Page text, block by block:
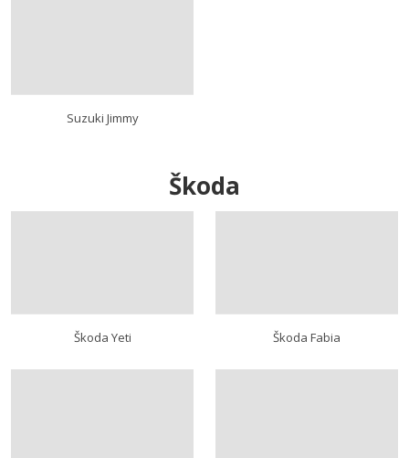
Suzuki Jimmy
Škoda
Škoda Yeti Škoda Fabia